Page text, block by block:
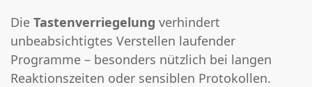
Die Tastenverriegelung verhindert
unbeabsichtigtes Verstellen laufender
Programme – besonders nützlich bei langen
Reaktionszeiten oder sensiblen Protokollen.